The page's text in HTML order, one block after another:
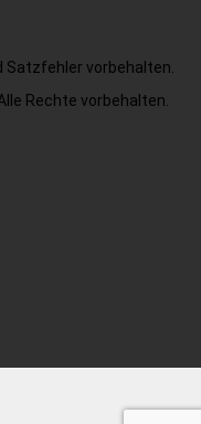
Satzfehler vorbehalten.
Rechte vorbehalten.